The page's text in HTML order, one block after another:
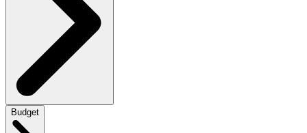
Budget